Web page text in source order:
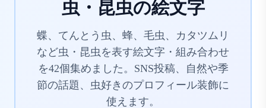
虫・昆虫の絵文字
蝶、てんとう虫、蜂、毛虫、カタツムリ
など虫・昆虫を表す絵文字・組み合わせ
を42個集めました。SNS投稿、自然や季
節の話題、虫好きのプロフィール装飾に
使えます。